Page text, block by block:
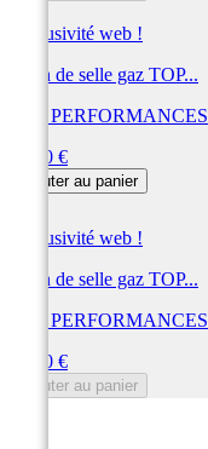
Exclusivité web !
Verin de selle gaz TOP...
TOP PERFORMANCES
32,50 €
Ajouter au panier
Exclusivité web !
Verin de selle gaz TOP...
TOP PERFORMANCES
32,50 €
Ajouter au panier